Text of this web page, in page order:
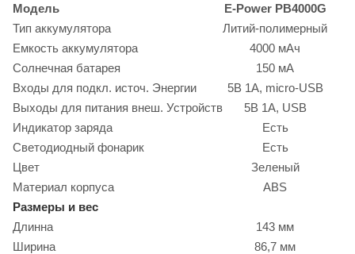
Модель
E-Power PB4000G
Тип аккумулятора
Литий-полимерный
Емкость аккумулятора
4000 мАч
Солнечная батарея
150 мА
Входы для подкл. источ. Энергии
5В 1А, micro-USB
Выходы для питания внеш. Устройств
5В 1А, USB
Индикатор заряда
Есть
Светодиодный фонарик
Есть
Цвет
Зеленый
Материал корпуса
ABS
Размеры и вес
Длинна
143 мм
Ширина
86,7 мм